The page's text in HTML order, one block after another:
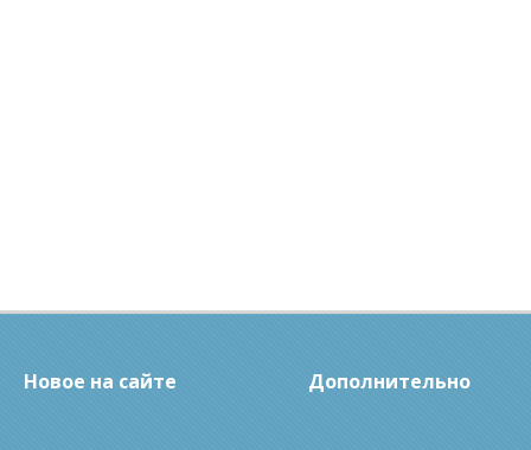
Новое на сайте Дополнительно